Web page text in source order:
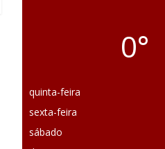
0°
quinta-feira
sexta-feira
sábado